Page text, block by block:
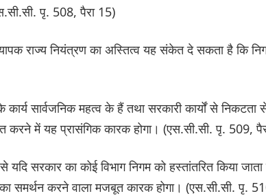
पृ. 508, पैरा 15)
राज्य नियंत्रण का अस्तित्व यह संकेत दे सकता है कि
कार्य सार्वजनिक महत्व के हैं तथा सरकारी कार्यों से
करने में यह प्रासंगिक कारक होगा। (एस.सी.सी. पृ. 509,
सरकार का कोई विभाग निगम को हस्तांतरित किया
समर्थन करने वाला मजबूत कारक होगा। (एस.सी.सी. पृ.